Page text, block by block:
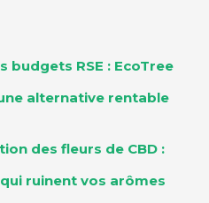
budgets RSE : EcoTree
alternative rentable
des fleurs de CBD :
ruinent vos arômes